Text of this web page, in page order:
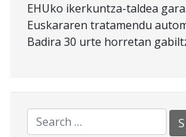
EHUko ikerkuntza-taldea gara.
Euskararen tratamendu
Badira 30 urte horretan